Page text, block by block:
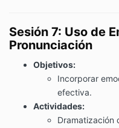
Sesión 7: Uso de
Pronunciación
Objetivos:
Incorporar
efectiva.
Actividades:
Dramatización